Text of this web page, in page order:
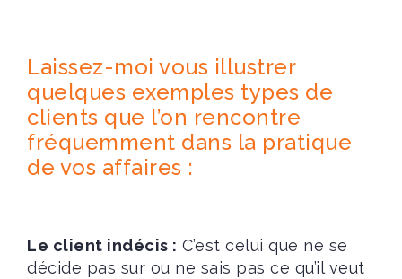
Laissez-moi vous illustrer
quelques exemples types de
clients que l’on rencontre
fréquemment dans la pratique
de vos affaires :
Le client indécis : C’est celui que ne se
décide pas sur ou ne sais pas ce qu’il veut